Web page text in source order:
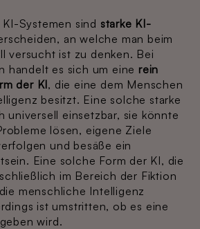
Systemen sind starke KI-
an welche man beim
versucht ist zu denken. Bei
handelt es sich um eine rein
der KI, die eine dem Menschen
besitzt. Eine solche starke
universell einsetzbar, sie könnte
lösen, eigene Ziele
und besäße ein
Eine solche Form der KI, die
im Bereich der Fiktion
menschliche Intelligenz
ist umstritten, ob es eine
wird.